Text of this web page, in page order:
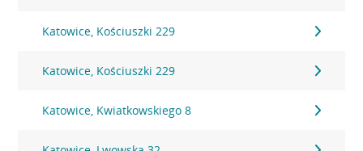
Katowice, Kościuszki 229
Katowice, Kościuszki 229
Katowice, Kwiatkowskiego 8